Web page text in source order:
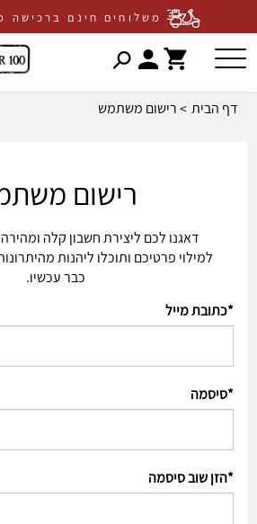
משלוחים חינם ברכישה מעל 200
פתיחת
חלונית
עגלה
פתיחת
חלונית
משתמש
סגור
זכור אותי
משתמש חדש/
דף הבית רישום משתמש
רישום
דאגנו לכם ליצירת חשבון קלה
למילוי פרטיכם ותוכלו ליהנות
כבר עכשיו.
*כתובת מייל
*סיסמה
*הזן שוב סיסמה